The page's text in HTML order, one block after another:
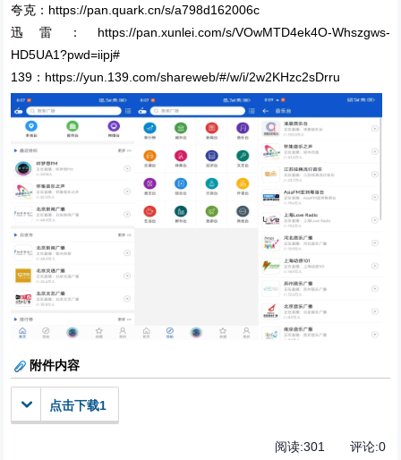
夸克：https://pan.quark.cn/s/a798d162006c
迅雷：https://pan.xunlei.com/s/VOwMTD4ek4O-Whszgws-
HD5UA1?pwd=iipj#
139：https://yun.139.com/shareweb/#/w/i/2w2KHzc2sDrru
附件内容
点击下载1
阅读:301评论:0